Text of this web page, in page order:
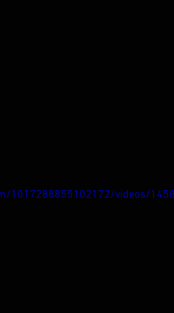
1017288855102172/videos/